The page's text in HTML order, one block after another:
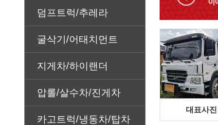
덤프트럭/추레라
굴삭기/어태치먼트
지게차/하이랜더
압롤/살수차/진게차
카고트럭/냉동차/탑차
대표사진